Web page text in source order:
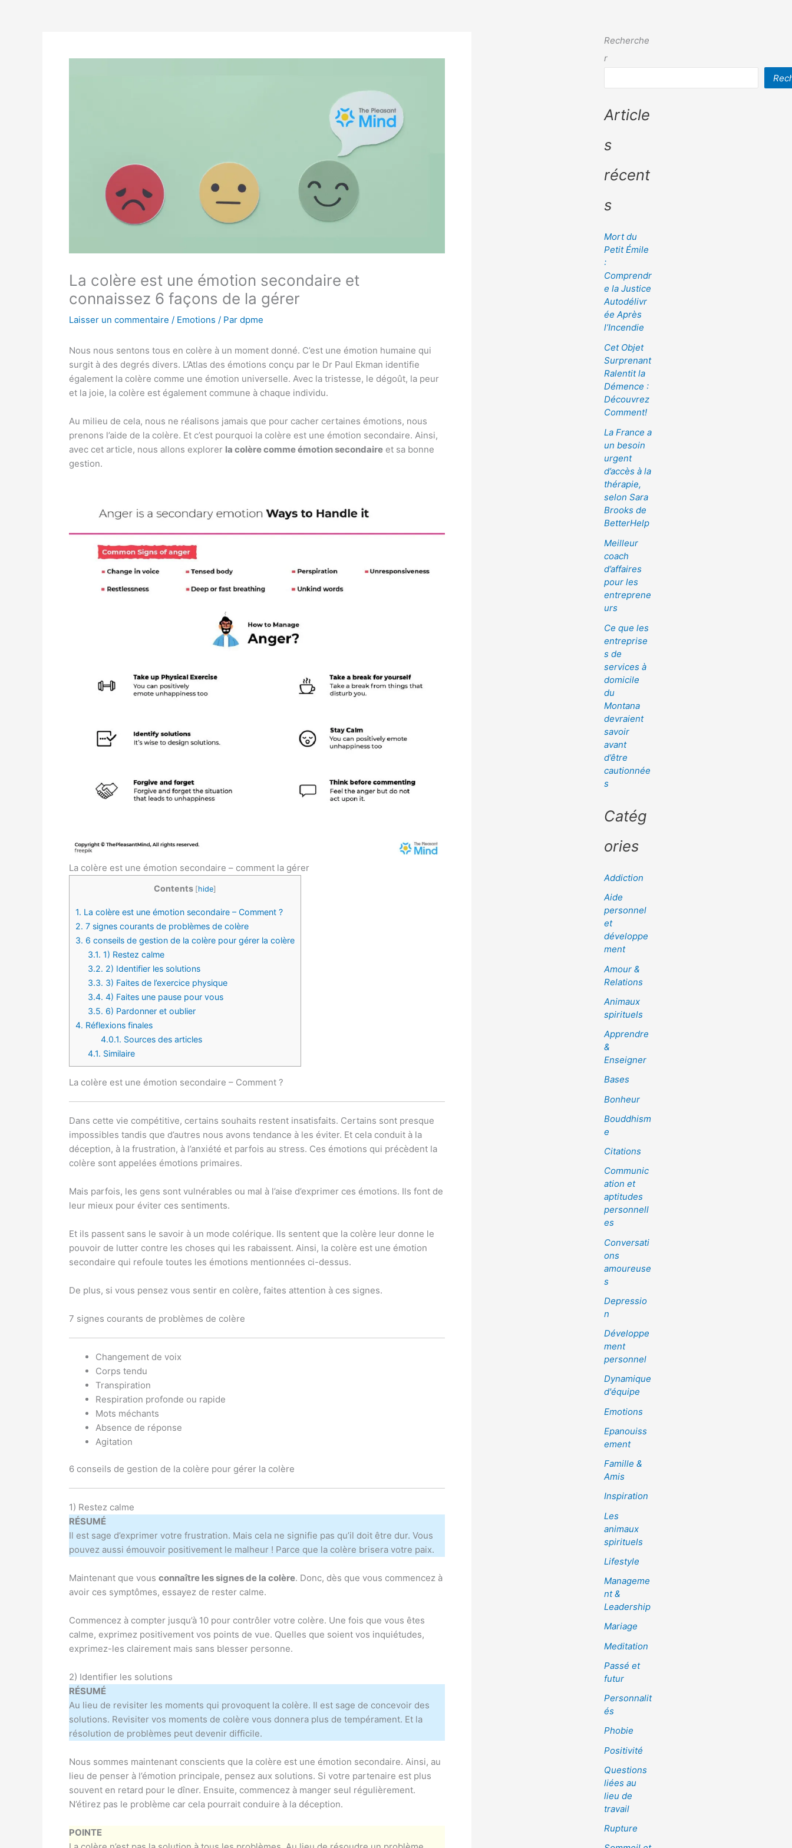
La colère est une émotion secondaire et
connaissez 6 façons de la gérer
Laisser un commentaire / Emotions / Par dpme
Nous nous sentons tous en colère à un moment donné. C’est une émotion humaine qui
surgit à des degrés divers. L’Atlas des émotions conçu par le Dr Paul Ekman identifie
également la colère comme une émotion universelle. Avec la tristesse, le dégoût, la peur
et la joie, la colère est également commune à chaque individu.
Au milieu de cela, nous ne réalisons jamais que pour cacher certaines émotions, nous
prenons l’aide de la colère. Et c’est pourquoi la colère est une émotion secondaire. Ainsi,
avec cet article, nous allons explorer la colère comme émotion secondaire et sa bonne
gestion.
La colère est une émotion secondaire – comment la gérer
Contents [hide]
1. La colère est une émotion secondaire – Comment ?
2. 7 signes courants de problèmes de colère
3. 6 conseils de gestion de la colère pour gérer la colère
3.1. 1) Restez calme
3.2. 2) Identifier les solutions
3.3. 3) Faites de l’exercice physique
3.4. 4) Faites une pause pour vous
3.5. 6) Pardonner et oublier
4. Réflexions finales
4.0.1. Sources des articles
4.1. Similaire
La colère est une émotion secondaire – Comment ?
Dans cette vie compétitive, certains souhaits restent insatisfaits. Certains sont presque
impossibles tandis que d’autres nous avons tendance à les éviter. Et cela conduit à la
déception, à la frustration, à l’anxiété et parfois au stress. Ces émotions qui précèdent la
colère sont appelées émotions primaires.
Mais parfois, les gens sont vulnérables ou mal à l’aise d’exprimer ces émotions. Ils font de
leur mieux pour éviter ces sentiments.
Et ils passent sans le savoir à un mode colérique. Ils sentent que la colère leur donne le
pouvoir de lutter contre les choses qui les rabaissent. Ainsi, la colère est une émotion
secondaire qui refoule toutes les émotions mentionnées ci-dessus.
De plus, si vous pensez vous sentir en colère, faites attention à ces signes.
7 signes courants de problèmes de colère
Changement de voix
Corps tendu
Transpiration
Respiration profonde ou rapide
Mots méchants
Absence de réponse
Agitation
6 conseils de gestion de la colère pour gérer la colère
1) Restez calme
RÉSUMÉ
Il est sage d’exprimer votre frustration. Mais cela ne signifie pas qu’il doit être dur. Vous
pouvez aussi émouvoir positivement le malheur ! Parce que la colère brisera votre paix.
Maintenant que vous connaître les signes de la colère. Donc, dès que vous commencez à
avoir ces symptômes, essayez de rester calme.
Commencez à compter jusqu’à 10 pour contrôler votre colère. Une fois que vous êtes
calme, exprimez positivement vos points de vue. Quelles que soient vos inquiétudes,
exprimez-les clairement mais sans blesser personne.
2) Identifier les solutions
RÉSUMÉ
Au lieu de revisiter les moments qui provoquent la colère. Il est sage de concevoir des
solutions. Revisiter vos moments de colère vous donnera plus de tempérament. Et la
résolution de problèmes peut devenir difficile.
Nous sommes maintenant conscients que la colère est une émotion secondaire. Ainsi, au
lieu de penser à l’émotion principale, pensez aux solutions. Si votre partenaire est plus
souvent en retard pour le dîner. Ensuite, commencez à manger seul régulièrement.
N’étirez pas le problème car cela pourrait conduire à la déception.
POINTE
Recherche
r
Article
s
récent
s
Mort du
Petit Émile
:
Comprendr
e la Justice
Autodélivr
ée Après
l’Incendie
Cet Objet
Surprenant
Ralentit la
Démence :
Découvrez
Comment!
La France a
un besoin
urgent
d’accès à la
thérapie,
selon Sara
Brooks de
BetterHelp
Meilleur
coach
d’affaires
pour les
entreprene
urs
Ce que les
entreprise
s de
services à
domicile
du
Montana
devraient
savoir
avant
d’être
cautionnée
s
Catég
ories
Addiction
Aide
personnel
et
développe
ment
Amour &
Relations
Animaux
spirituels
Apprendre
&
Enseigner
Bases
Bonheur
Bouddhism
e
Citations
Communic
ation et
aptitudes
personnell
es
Conversati
ons
amoureuse
s
Depressio
n
Développe
ment
personnel
Dynamique
d'équipe
Emotions
Epanouiss
ement
Famille &
Amis
Inspiration
Les
animaux
spirituels
Lifestyle
Manageme
nt &
Leadership
Mariage
Meditation
Passé et
futur
Personnalit
és
Phobie
Positivité
Questions
liées au
lieu de
travail
Rupture